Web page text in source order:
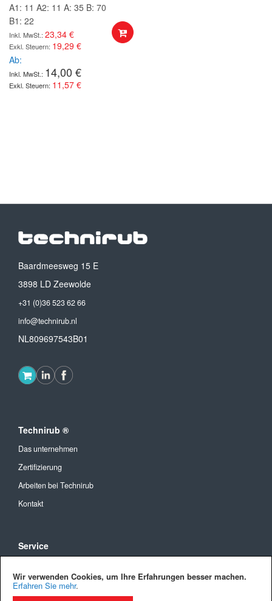
Wir verwenden Cookies, um Ihre Erfahrungen besser machen.
Erfahren Sie mehr.
A1: 11 A2: 11 A: 35 B: 70
B1: 22
23,34 €
19,29 €
Ab
14,00 €
11,57 €
Baardmeesweg 15 E
3898 LD Zeewolde
+31 (0)36 523 62 66
info@technirub.nl
NL809697543B01
Technirub ®
Das unternehmen
Zertifizierung
Arbeiten bei Technirub
Kontakt
Service
Versandkosten und Lieferung